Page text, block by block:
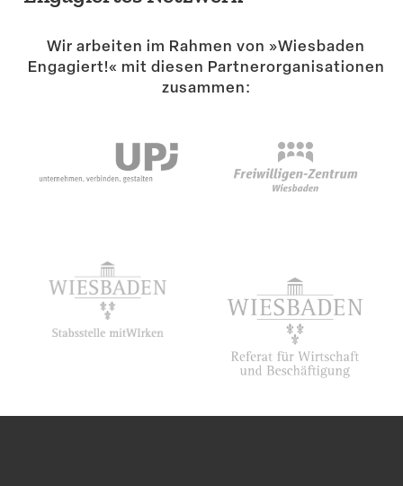
Wir arbeiten im Rahmen von »Wiesbaden
Engagiert!« mit diesen Partner­or­ga­ni­sa­tionen
zusammen: